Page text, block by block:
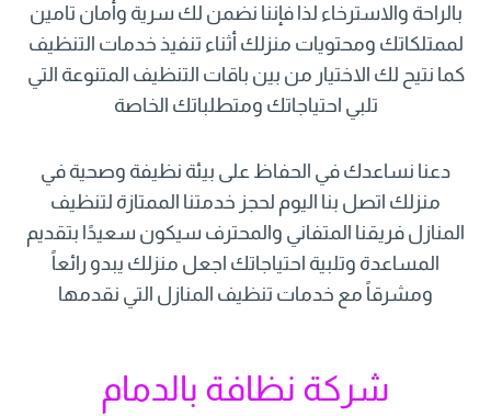
بالراحة والاسترخاء لذا فإننا نضمن لك سرية وأمان تامين
لممتلكاتك ومحتويات منزلك أثناء تنفيذ خدمات التنظيف
كما نتيح لك الاختيار من بين باقات التنظيف المتنوعة التي
تلبي احتياجاتك ومتطلباتك الخاصة
دعنا نساعدك في الحفاظ على بيئة نظيفة وصحية في
منزلك اتصل بنا اليوم لحجز خدمتنا الممتازة لتنظيف
المنازل فريقنا المتفاني والمحترف سيكون سعيدًا بتقديم
المساعدة وتلبية احتياجاتك اجعل منزلك يبدو رائعاً
ومشرقاً مع خدمات تنظيف المنازل التي نقدمها
شركة نظافة بالدمام